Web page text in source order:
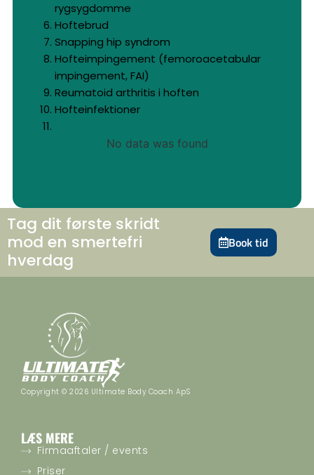
rygsygdomme
Hoftebrud
Snapping hip syndrom
Hofteimpingement (femoroacetabular
impingement, FAI)
Reumatoid arthritis i hoften
Hofteinfektioner
No data was found
Tag dit første skridt
mod en smertefri
hverdag
Book tid
Copyright © 2026 Ultimate Body Coach ApS
LÆS MERE
Firmaaftaler / events
Priser